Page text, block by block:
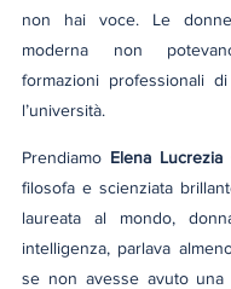
non hai voce. Le
moderna non
formazioni professionali
l’università.
Prendiamo Elena Lucrezia
filosofa e scienziata
laureata al mondo,
intelligenza, parlava
se non avesse avuto una